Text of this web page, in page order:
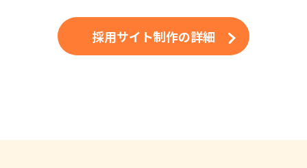
採用サイト制作の詳細